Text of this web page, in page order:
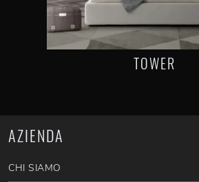
TOWER
AZIENDA
CHI SIAMO